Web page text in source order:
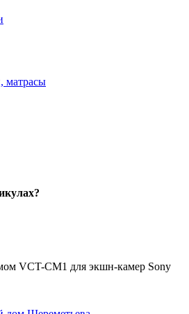
матрасы
VCT-CM1 для экшн-камер Sony